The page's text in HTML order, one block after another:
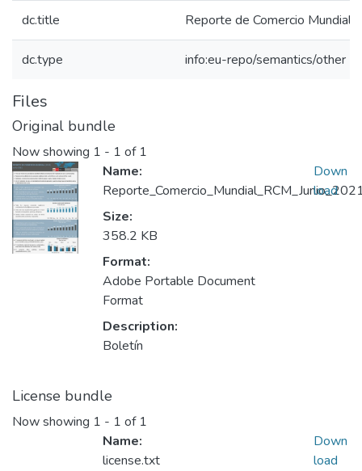
dc.title Reporte de Comercio Mundial
dc.type info:eu-repo/semantics/other
Files
Original bundle
Now showing 1 - 1 of 1
Name:
Size:
358.2 KB
Format:
Adobe Portable Document
Format
Description:
Boletín
Down
load
License bundle
Now showing 1 - 1 of 1
Name:
license.txt
Down
load